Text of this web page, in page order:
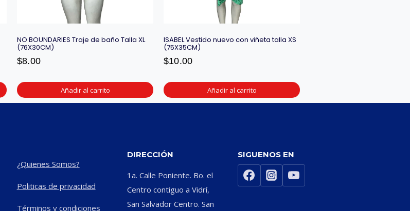
NO BOUNDARIES Traje de baño Talla XL
(76X30CM)
$8.00
Añadir al carrito
ISABEL Vestido nuevo con viñeta talla XS
(75X35CM)
$10.00
Añadir al carrito
¿Quienes Somos?
Politicas de privacidad
Términos y condiciones
DIRECCIÓN
1a. Calle Poniente. Bo. el
Centro contiguo a Vidrí,
San Salvador Centro. San
SIGUENOS EN